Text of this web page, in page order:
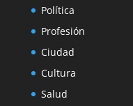
Política
Profesión
Ciudad
Cultura
Salud